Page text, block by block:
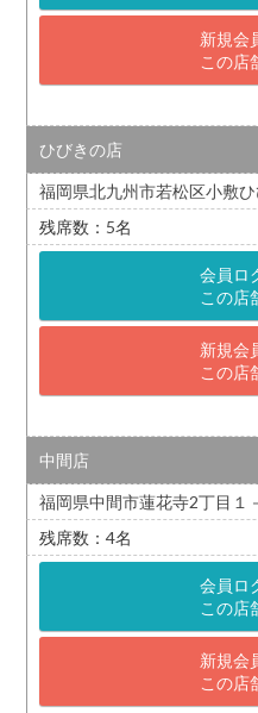
新規会
この店
ひびきの店
福岡県北九州市若松区小敷
5
会員ロ
この店
新規会
この店
中間店
福岡県中間市蓮花寺2丁目１
4
会員ロ
この店
新規会
この店